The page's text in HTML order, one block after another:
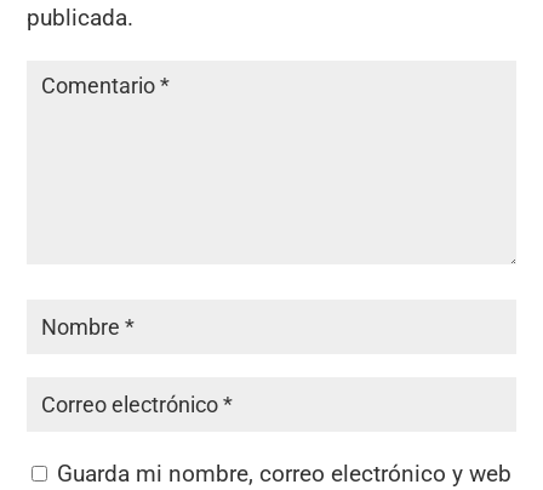
publicada.
Guarda mi nombre, correo electrónico y web